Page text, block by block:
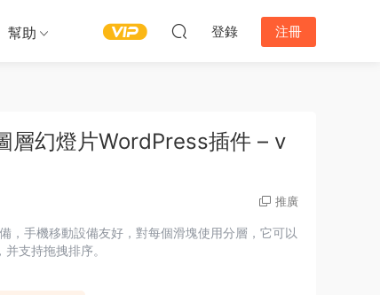
幫助 登錄 注冊
層幻燈片WordPress插件 – v
推廣
，手機移動設備友好，對每個滑塊使用分層，它可以
支持拖拽排序。